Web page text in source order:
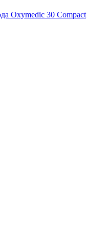
Oxymedic 30 Compact